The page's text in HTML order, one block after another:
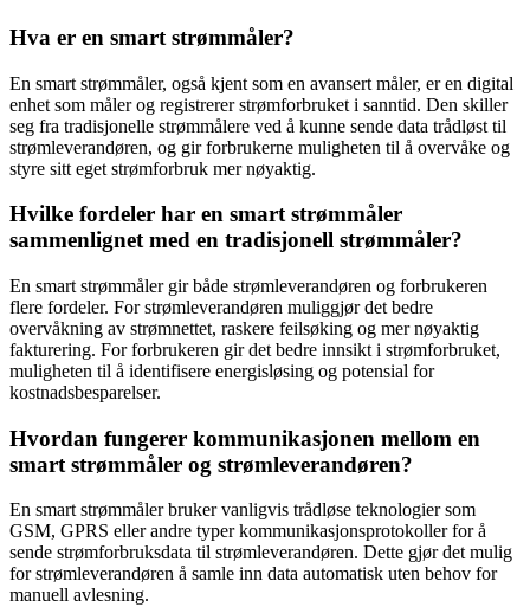
Hva er en smart strømmåler?
En smart strømmåler, også kjent som en avansert måler, er en digital
enhet som måler og registrerer strømforbruket i sanntid. Den skiller
seg fra tradisjonelle strømmålere ved å kunne sende data trådløst til
strømleverandøren, og gir forbrukerne muligheten til å overvåke og
styre sitt eget strømforbruk mer nøyaktig.
Hvilke fordeler har en smart strømmåler
sammenlignet med en tradisjonell strømmåler?
En smart strømmåler gir både strømleverandøren og forbrukeren
flere fordeler. For strømleverandøren muliggjør det bedre
overvåkning av strømnettet, raskere feilsøking og mer nøyaktig
fakturering. For forbrukeren gir det bedre innsikt i strømforbruket,
muligheten til å identifisere energisløsing og potensial for
kostnadsbesparelser.
Hvordan fungerer kommunikasjonen mellom en
smart strømmåler og strømleverandøren?
En smart strømmåler bruker vanligvis trådløse teknologier som
GSM, GPRS eller andre typer kommunikasjonsprotokoller for å
sende strømforbruksdata til strømleverandøren. Dette gjør det mulig
for strømleverandøren å samle inn data automatisk uten behov for
manuell avlesning.